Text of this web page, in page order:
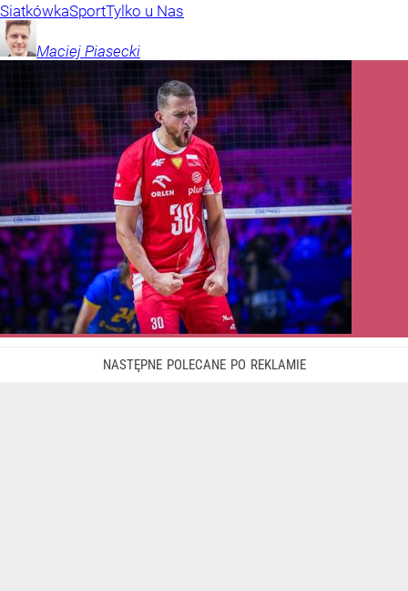
SiatkówkaSportTylko u Nas
Maciej Piasecki